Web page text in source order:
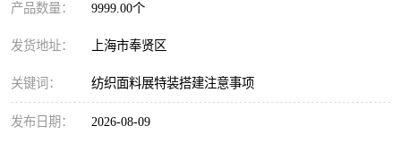
产品数量： 9999.00个
发货地址： 上海市奉贤区
关键词： 纺织面料展特装搭建注意事项
发布日期： 2026-08-09